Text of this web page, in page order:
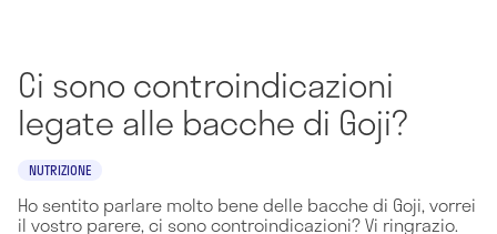
Ci sono controindicazioni
legate alle bacche di Goji?
NUTRIZIONE
Ho sentito parlare molto bene delle bacche di Goji, vorrei
il vostro parere, ci sono controindicazioni? Vi ringrazio.